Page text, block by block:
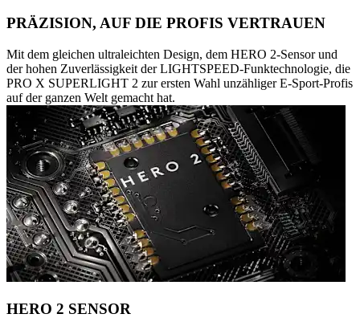
PRÄZISION, AUF DIE PROFIS VERTRAUEN
Mit dem gleichen ultraleichten Design, dem HERO 2-Sensor und
der hohen Zuverlässigkeit der LIGHTSPEED-Funktechnologie, die
PRO X SUPERLIGHT 2 zur ersten Wahl unzähliger E-Sport-Profis
auf der ganzen Welt gemacht hat.
HERO 2 SENSOR